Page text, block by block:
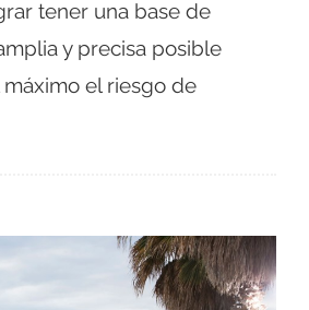
tener una base de
y precisa posible
el riesgo de